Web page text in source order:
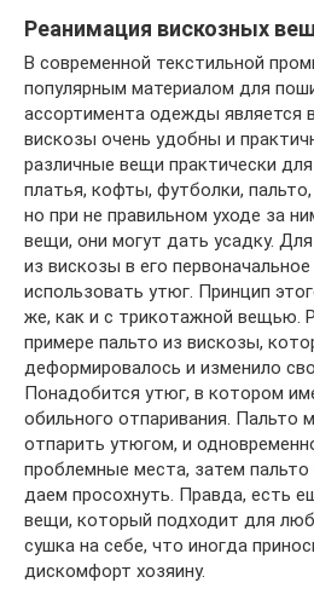
Реанимация вискозных
В современной текстильной
популярным материалом для
ассортимента одежды является
вискозы очень удобны и
различные вещи практически
платья, кофты, футболки,
но при не правильном уходе за
вещи, они могут дать усадку.
из вискозы в его
использовать утюг. Принцип
же, как и с трикотажной вещью.
примере пальто из вискозы,
деформировалось и изменило
Понадобится утюг, в котором
обильного отпаривания. Пальто
отпарить утюгом, и
проблемные места, затем
даем просохнуть. Правда, есть
вещи, который подходит для
сушка на себе, что иногда
дискомфорт хозяину.